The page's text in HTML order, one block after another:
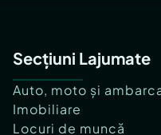
Secțiuni Lajumate
Auto, moto și
Imobiliare
Locuri de muncă